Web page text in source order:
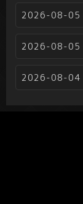
2026-08-05
2026-08-05
2026-08-04